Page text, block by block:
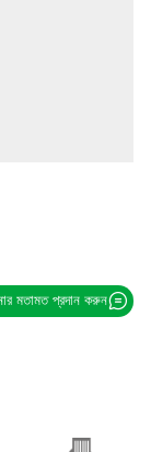
মতামত প্রদান করুন